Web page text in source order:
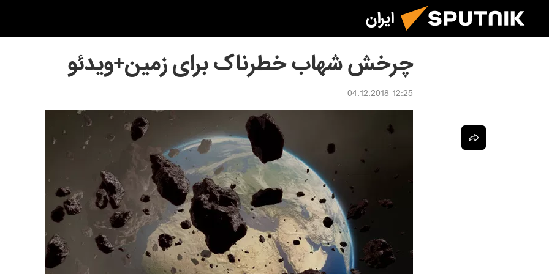
ایران
چرخش شهاب خطرناک برای زمین+ویدئو
12:25 04.12.2018